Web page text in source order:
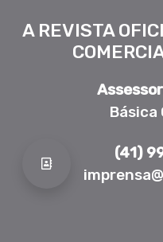
A REVISTA
Básica
(41)